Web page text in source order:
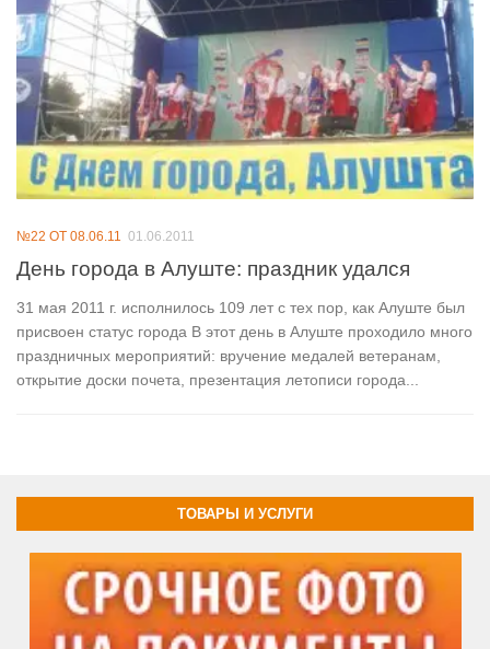
№22 ОТ 08.06.11 01.06.2011
День города в Алуште: праздник удался
31 мая 2011 г. исполнилось 109 лет с тех пор, как Алуште был
присвоен статус города В этот день в Алуште проходило много
праздничных мероприятий: вручение медалей ветеранам,
открытие доски почета, презентация летописи города...
ТОВАРЫ И УСЛУГИ